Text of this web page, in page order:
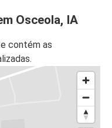
Osceola, IA
contém as